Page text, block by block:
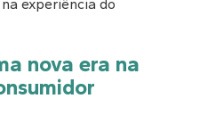
experiência do
nova era na